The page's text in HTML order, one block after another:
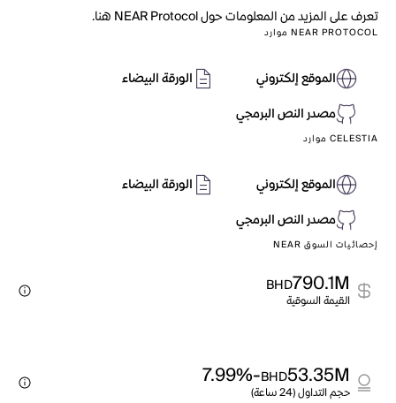
تعرف على المزيد من المعلومات حول NEAR Protocol هنا.
NEAR PROTOCOL موارد
الموقع إلكتروني
الورقة البيضاء
مصدر النص البرمجي
CELESTIA موارد
الموقع إلكتروني
الورقة البيضاء
مصدر النص البرمجي
إحصائيات السوق NEAR
790.1M
BHD
القيمة السوقية
53.35M
BHD
-7.99%
حجم التداول (24 ساعة)